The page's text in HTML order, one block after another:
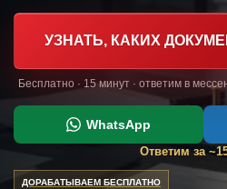
УЗНАТЬ, КАКИХ
Бесплатно · 15 минут · ответим в
WhatsApp
Ответим за
ДОРАБАТЫВАЕМ БЕСПЛАТНО